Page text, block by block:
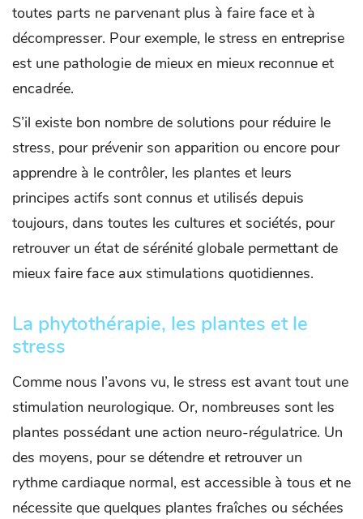
toutes parts ne parvenant plus à faire face et à
décompresser. Pour exemple, le stress en entreprise
est une pathologie de mieux en mieux reconnue et
encadrée.
S’il existe bon nombre de solutions pour réduire le
stress, pour prévenir son apparition ou encore pour
apprendre à le contrôler, les plantes et leurs
principes actifs sont connus et utilisés depuis
toujours, dans toutes les cultures et sociétés, pour
retrouver un état de sérénité globale permettant de
mieux faire face aux stimulations quotidiennes.
La phytothérapie, les plantes et le
stress
Comme nous l’avons vu, le stress est avant tout une
stimulation neurologique. Or, nombreuses sont les
plantes possédant une action neuro-régulatrice. Un
des moyens, pour se détendre et retrouver un
rythme cardiaque normal, est accessible à tous et ne
nécessite que quelques plantes fraîches ou séchées